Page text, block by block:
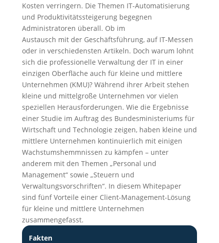
Kosten verringern. Die Themen IT-Automatisierung
und Produktivitätssteigerung begegnen
Administratoren überall. Ob im
Austausch mit der Geschäftsführung, auf IT-Messen
oder in verschiedensten Artikeln. Doch warum lohnt
sich die professionelle Verwaltung der IT in einer
einzigen Oberfläche auch für kleine und mittlere
Unternehmen (KMU)? Während ihrer Arbeit stehen
kleine und mittelgroße Unternehmen vor vielen
speziellen Herausforderungen. Wie die Ergebnisse
einer Studie im Auftrag des Bundesministeriums für
Wirtschaft und Technologie zeigen, haben kleine und
mittlere Unternehmen kontinuierlich mit einigen
Wachstumshemmnissen zu kämpfen – unter
anderem mit den Themen „Personal und
Management“ sowie „Steuern und
Verwaltungsvorschriften“. In diesem Whitepaper
sind fünf Vorteile einer Client-Management-Lösung
für kleine und mittlere Unternehmen
zusammengefasst.
Fakten